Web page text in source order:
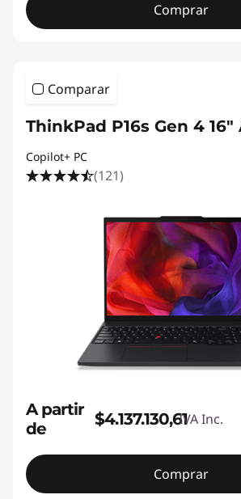
Comprar
Comparar
ThinkPad P16s Gen 4 16"
Copilot+ PC
(121)
A partir
de
$4.137.130,61IVA Inc.
Comprar